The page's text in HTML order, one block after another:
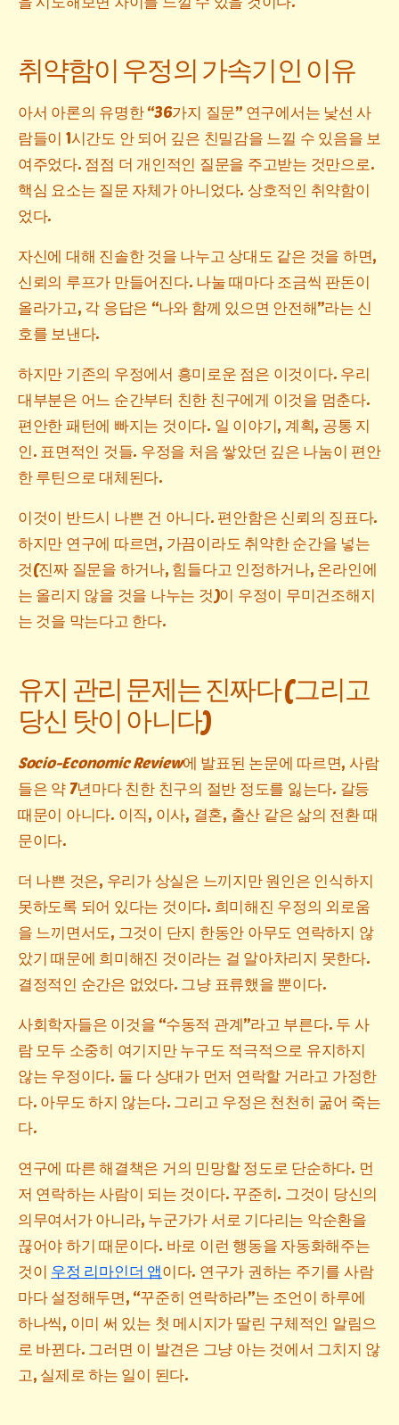
취약함이 우정의 가속기인 이유
아서 아론의 유명한 “36가지 질문” 연구에서는 낯선 사
람들이 1시간도 안 되어 깊은 친밀감을 느낄 수 있음을 보
여주었다. 점점 더 개인적인 질문을 주고받는 것만으로.
핵심 요소는 질문 자체가 아니었다. 상호적인 취약함이
었다.
자신에 대해 진솔한 것을 나누고 상대도 같은 것을 하면,
신뢰의 루프가 만들어진다. 나눌 때마다 조금씩 판돈이
올라가고, 각 응답은 “나와 함께 있으면 안전해”라는 신
호를 보낸다.
하지만 기존의 우정에서 흥미로운 점은 이것이다. 우리
대부분은 어느 순간부터 친한 친구에게 이것을 멈춘다.
편안한 패턴에 빠지는 것이다. 일 이야기, 계획, 공통 지
인. 표면적인 것들. 우정을 처음 쌓았던 깊은 나눔이 편안
한 루틴으로 대체된다.
이것이 반드시 나쁜 건 아니다. 편안함은 신뢰의 징표다.
하지만 연구에 따르면, 가끔이라도 취약한 순간을 넣는
것(진짜 질문을 하거나, 힘들다고 인정하거나, 온라인에
는 올리지 않을 것을 나누는 것)이 우정이 무미건조해지
는 것을 막는다고 한다.
유지 관리 문제는 진짜다 (그리고
당신 탓이 아니다)
Socio-Economic Review에 발표된 논문에 따르면, 사람
들은 약 7년마다 친한 친구의 절반 정도를 잃는다. 갈등
때문이 아니다. 이직, 이사, 결혼, 출산 같은 삶의 전환 때
문이다.
더 나쁜 것은, 우리가 상실은 느끼지만 원인은 인식하지
못하도록 되어 있다는 것이다. 희미해진 우정의 외로움
을 느끼면서도, 그것이 단지 한동안 아무도 연락하지 않
았기 때문에 희미해진 것이라는 걸 알아차리지 못한다.
결정적인 순간은 없었다. 그냥 표류했을 뿐이다.
사회학자들은 이것을 “수동적 관계”라고 부른다. 두 사
람 모두 소중히 여기지만 누구도 적극적으로 유지하지
않는 우정이다. 둘 다 상대가 먼저 연락할 거라고 가정한
다. 아무도 하지 않는다. 그리고 우정은 천천히 굶어 죽는
다.
연구에 따른 해결책은 거의 민망할 정도로 단순하다. 먼
저 연락하는 사람이 되는 것이다. 꾸준히. 그것이 당신의
의무여서가 아니라, 누군가가 서로 기다리는 악순환을
끊어야 하기 때문이다. 바로 이런 행동을 자동화해주는
것이 우정 리마인더 앱이다. 연구가 권하는 주기를 사람
마다 설정해두면, “꾸준히 연락하라”는 조언이 하루에
하나씩, 이미 써 있는 첫 메시지가 딸린 구체적인 알림으
로 바뀐다. 그러면 이 발견은 그냥 아는 것에서 그치지 않
고, 실제로 하는 일이 된다.